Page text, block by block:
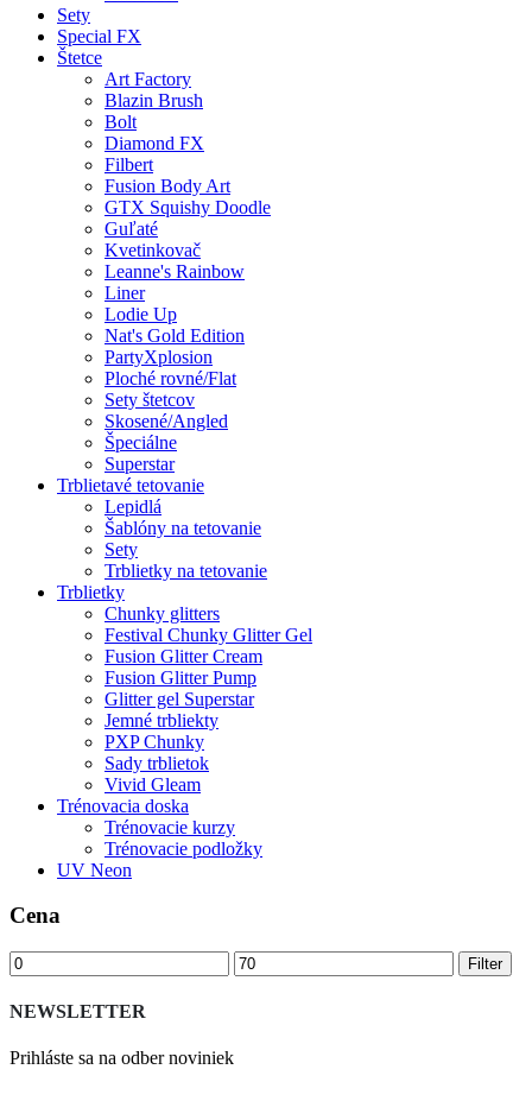
Sety
Special FX
Štetce
Art Factory
Blazin Brush
Bolt
Diamond FX
Filbert
Fusion Body Art
GTX Squishy Doodle
Guľaté
Kvetinkovač
Leanne's Rainbow
Liner
Lodie Up
Nat's Gold Edition
PartyXplosion
Ploché rovné/Flat
Sety štetcov
Skosené/Angled
Špeciálne
Superstar
Trblietavé tetovanie
Lepidlá
Šablóny na tetovanie
Sety
Trblietky na tetovanie
Trblietky
Chunky glitters
Festival Chunky Glitter Gel
Fusion Glitter Cream
Fusion Glitter Pump
Glitter gel Superstar
Jemné trbliekty
PXP Chunky
Sady trblietok
Vivid Gleam
Trénovacia doska
Trénovacie kurzy
Trénovacie podložky
UV Neon
Cena
Minimálna
cena
Maximálna
cena
Filter
NEWSLETTER
Prihláste sa na odber noviniek